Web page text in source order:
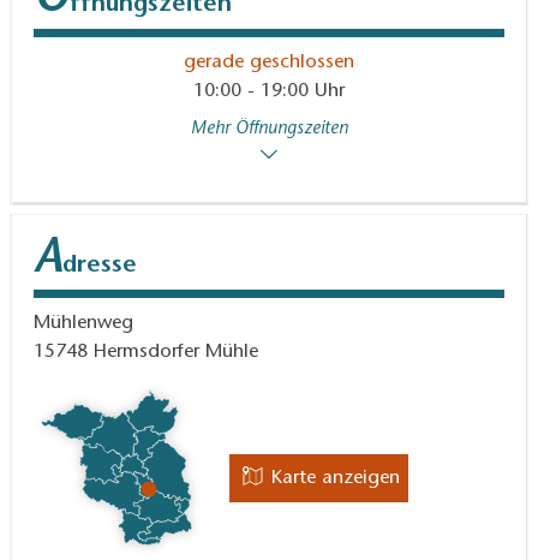
ffnungszeiten
gerade geschlossen
10:00 - 19:00 Uhr
Mehr Öffnungszeiten
Adresse
Mühlenweg
15748 Hermsdorfer Mühle
Karte anzeigen